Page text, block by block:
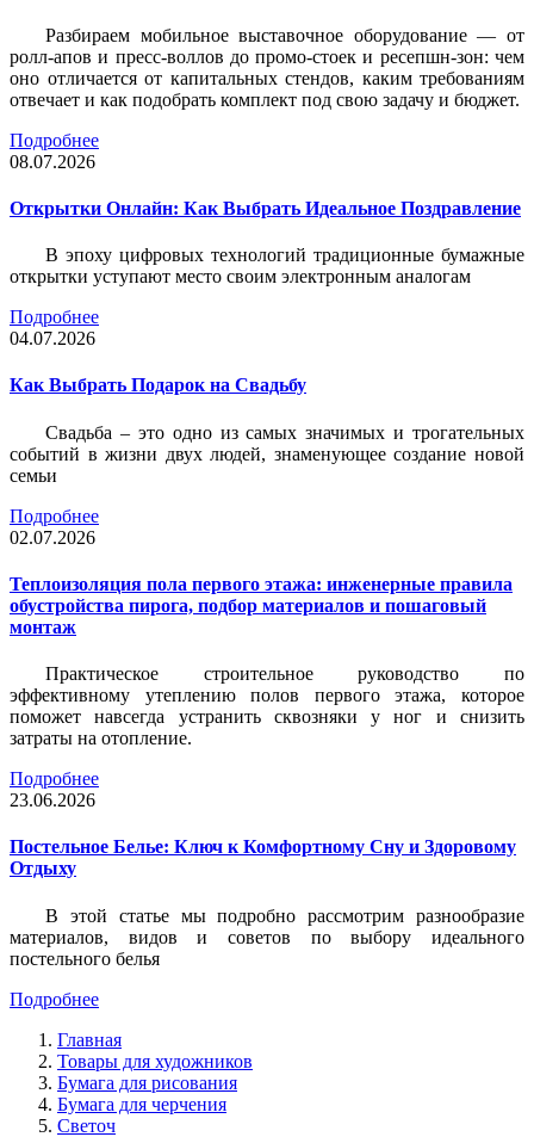
Разбираем мобильное выставочное оборудование — от
ролл-апов и пресс-воллов до промо-стоек и ресепшн-зон: чем
оно отличается от капитальных стендов, каким требованиям
отвечает и как подобрать комплект под свою задачу и бюджет.
Подробнее
08.07.2026
Открытки Онлайн: Как Выбрать Идеальное Поздравление
В эпоху цифровых технологий традиционные бумажные
открытки уступают место своим электронным аналогам
Подробнее
04.07.2026
Как Выбрать Подарок на Свадьбу
Свадьба – это одно из самых значимых и трогательных
событий в жизни двух людей, знаменующее создание новой
семьи
Подробнее
02.07.2026
Теплоизоляция пола первого этажа: инженерные правила
обустройства пирога, подбор материалов и пошаговый
монтаж
Практическое строительное руководство по
эффективному утеплению полов первого этажа, которое
поможет навсегда устранить сквозняки у ног и снизить
затраты на отопление.
Подробнее
23.06.2026
Постельное Белье: Ключ к Комфортному Сну и Здоровому
Отдыху
В этой статье мы подробно рассмотрим разнообразие
материалов, видов и советов по выбору идеального
постельного белья
Подробнее
Главная
Товары для художников
Бумага для рисования
Бумага для черчения
Светоч